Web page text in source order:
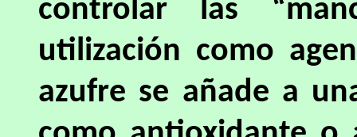
controlar las
utilización como
azufre se añade a